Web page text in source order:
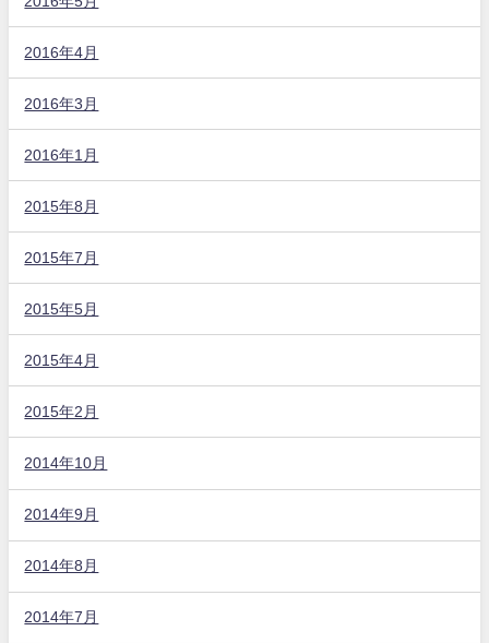
2016年4月
2016年3月
2016年1月
2015年8月
2015年7月
2015年5月
2015年4月
2015年2月
2014年10月
2014年9月
2014年8月
2014年7月